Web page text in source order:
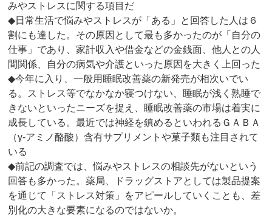
みやストレスに関する項目だ
◆日常生活で悩みやストレスが「ある」と回答した人は６
割にも達した。その原因として最も多かったのが「自分の
仕事」であり、家計収入や借金などの金銭面、他人との人
間関係、自分の病気や介護といった原因を大きく上回った
◆今年に入り、一般用睡眠改善薬の新発売が相次いでい
る。ストレス等でなかなか寝つけない、睡眠が浅く熟睡で
きないといったニーズを捉え、睡眠改善薬の市場は着実に
成長している。最近では神経を鎮めるといわれるＧＡＢＡ
（γ‐アミノ酪酸）含有サプリメントや菓子類も注目されて
いる
◆前記の調査では、悩みやストレスの相談先がないという
回答も多かった。薬局、ドラッグストアとしては製品提案
を通じて「ストレス対策」をアピールしていくことも、差
別化の大きな要素になるのではないか。